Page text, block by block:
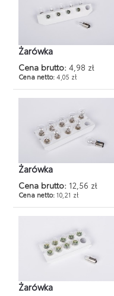
Żarówka
Cena brutto: 4,98 zł
Cena netto:4,05 zł
Żarówka
Cena brutto: 12,56 zł
Cena netto:10,21 zł
Żarówka